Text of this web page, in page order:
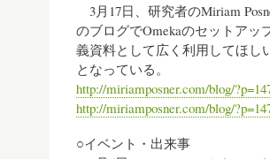
3月17日、研究者のMiriam
のブログでOmekaのセットアッ
義資料として広く利用してほし
となっている。
http://miriamposner.com/blog/
http://miriamposner.com/blog/
○イベント・出来事